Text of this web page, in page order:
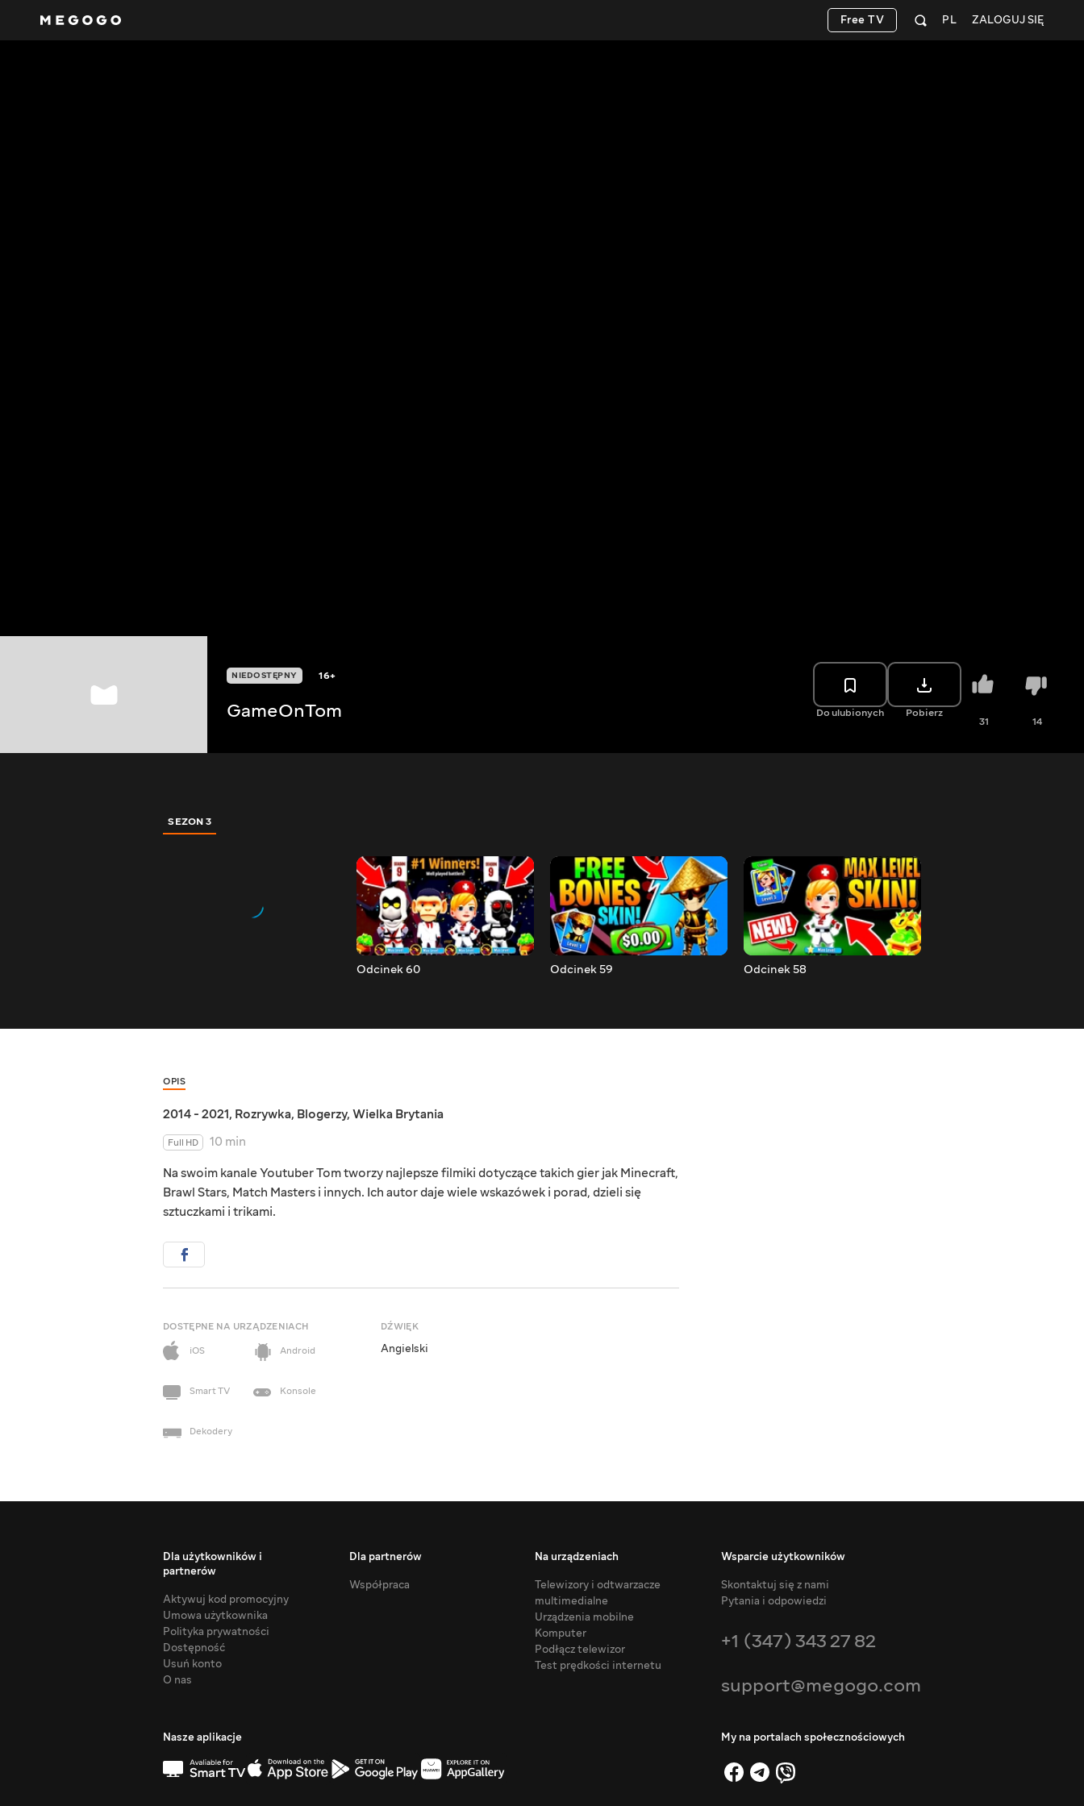
ZALOGUJ SIĘ
PL
Free TV
NIEDOSTĘPNY 16+
GameOnTom Do ulubionych Pobierz
31 14
SEZON 3
Odcinek 60 Odcinek 59 Odcinek 58
OPIS
2014 - 2021, Rozrywka, Blogerzy, Wielka Brytania
Full HD
10 min
Na swoim kanale Youtuber Tom tworzy najlepsze filmiki dotyczące takich gier jak Minecraft,
Brawl Stars, Match Masters i innych. Ich autor daje wiele wskazówek i porad, dzieli się
sztuczkami i trikami.
DOSTĘPNE NA URZĄDZENIACH
iOS
Android
Smart TV Konsole
Dekodery
DŹWIĘK
Angielski
Dla użytkowników i
partnerów
Aktywuj kod promocyjny
Umowa użytkownika
Polityka prywatności
Dostępność
Usuń konto
O nas
Dla partnerów
Współpraca
Na urządzeniach
Telewizory i odtwarzacze
multimedialne
Urządzenia mobilne
Komputer
Podłącz telewizor
Test prędkości internetu
Wsparcie użytkowników
Skontaktuj się z nami
Pytania i odpowiedzi
+1 (347) 343 27 82
support@megogo.com
Nasze aplikacje My na portalach społecznościowych